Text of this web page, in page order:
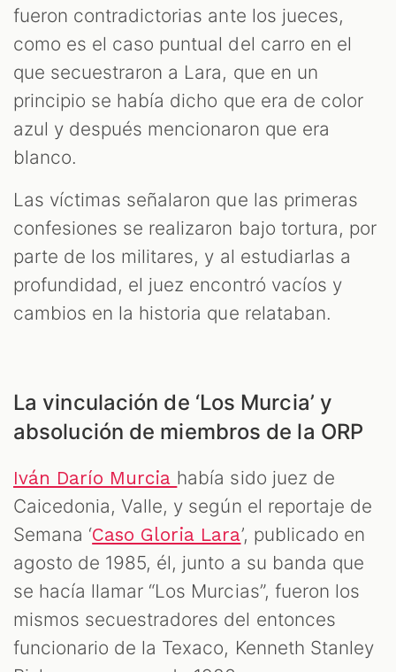
fueron contradictorias ante los jueces,
como es el caso puntual del carro en el
que secuestraron a Lara, que en un
principio se había dicho que era de color
azul y después mencionaron que era
blanco.
Las víctimas señalaron que las primeras
confesiones se realizaron bajo tortura, por
parte de los militares, y al estudiarlas a
profundidad, el juez encontró vacíos y
cambios en la historia que relataban.
La vinculación de ‘Los Murcia’ y
absolución de miembros de la ORP
Iván Darío Murcia había sido juez de
Caicedonia, Valle, y según el reportaje de
Semana ‘Caso Gloria Lara’, publicado en
agosto de 1985, él, junto a su banda que
se hacía llamar “Los Murcias”, fueron los
mismos secuestradores del entonces
funcionario de la Texaco, Kenneth Stanley